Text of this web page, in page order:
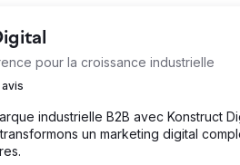
pour la croissance industrielle
avis
industrielle B2B avec Konstruct
un marketing digital